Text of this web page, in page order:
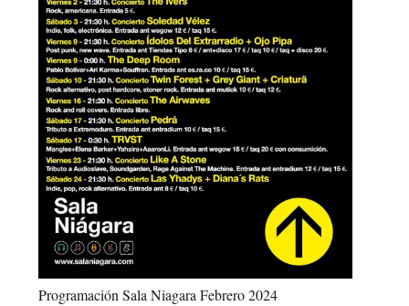
Programación Sala Niagara Febrero 2024